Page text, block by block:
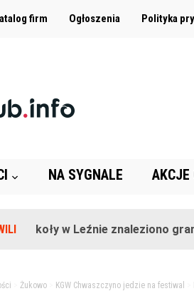
firm Ogłoszenia Polityka
NA SYGNALE AKCJE
w Leźnie znaleziono granat!
Żukowo> KGW Chwaszczyno jedzie na festiwal